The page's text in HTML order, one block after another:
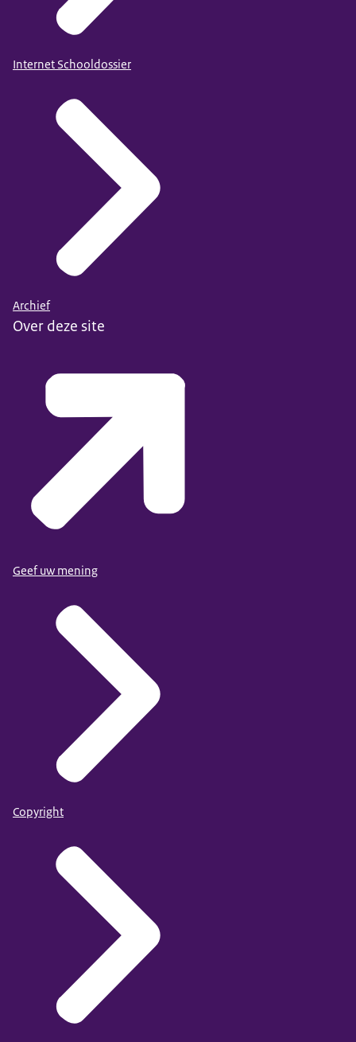
Internet Schooldossier
Archief
Over deze site
Geef uw mening
Copyright